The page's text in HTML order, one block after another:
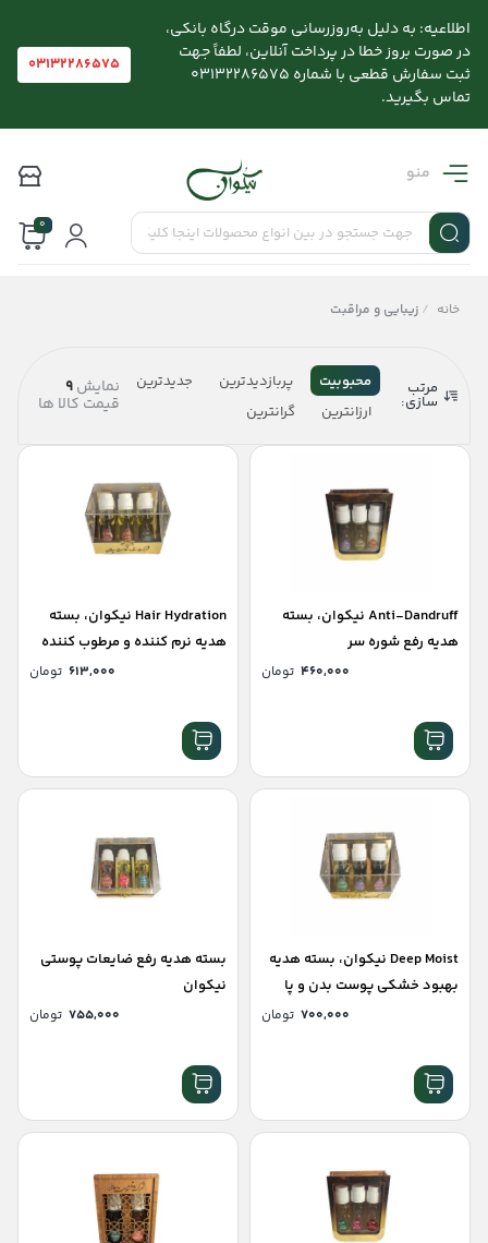
اطلاعیه: به دلیل به‌روزرسانی موقت درگاه بانکی،
در صورت بروز خطا در پرداخت آنلاین، لطفاً جهت
ثبت سفارش قطعی با شماره 03132286575
تماس بگیرید.
03132286575
منو
0
خانه / زیبایی و مراقبت
مرتب
سازی:
محبوبیت پربازدیدترین
جدیدترین
ارزانترین
گرانترین
نمایش9
قیمت کالا ها
Anti-Dandruff نیکوان، بسته
هدیه رفع شوره سر
۴۶۰,۰۰۰ تومان
Hair Hydration نیکوان، بسته
هدیه نرم کننده و مرطوب کننده
۶۱۳,۰۰۰ تومان
Deep Moist نیکوان، بسته هدیه
بهبود خشکی پوست بدن و پا
۷۰۰,۰۰۰ تومان
بسته هدیه رفع ضایعات پوستی
نیکوان
۷۵۵,۰۰۰ تومان